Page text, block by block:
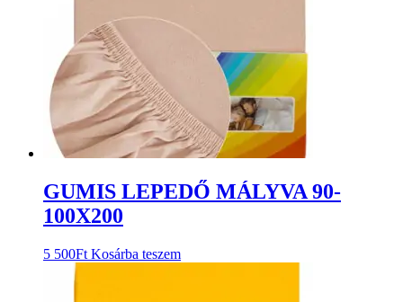
GUMIS LEPEDŐ MÁLYVA 90-
100X200
5 500Ft Kosárba teszem